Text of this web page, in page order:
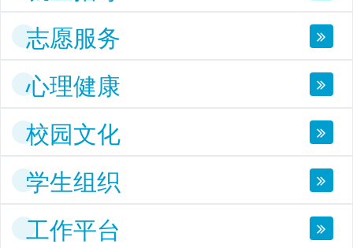
志愿服务
心理健康
校园文化
学生组织
工作平台